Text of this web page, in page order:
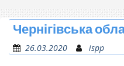
Чернігівська
26.03.2020 ispp